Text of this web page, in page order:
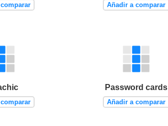
Añadir a comparar
Password cards
Añadir a comparar